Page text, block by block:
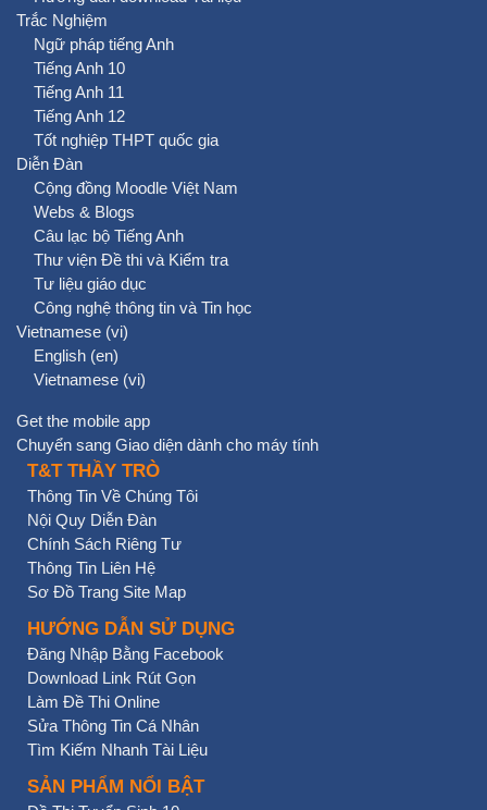
Trắc Nghiệm
Ngữ pháp tiếng Anh
Tiếng Anh 10
Tiếng Anh 11
Tiếng Anh 12
Tốt nghiệp THPT quốc gia
Diễn Đàn
Cộng đồng Moodle Việt Nam
Webs & Blogs
Câu lạc bộ Tiếng Anh
Thư viện Đề thi và Kiểm tra
Tư liệu giáo dục
Công nghệ thông tin và Tin học
Vietnamese ‎(vi)‎
English ‎(en)‎
Vietnamese ‎(vi)‎
Get the mobile app
Chuyển sang Giao diện dành cho máy tính
T&T THẦY TRÒ
Thông Tin Về Chúng Tôi
Nội Quy Diễn Đàn
Chính Sách Riêng Tư
Thông Tin Liên Hệ
Sơ Đồ Trang Site Map
HƯỚNG DẪN SỬ DỤNG
Đăng Nhập Bằng Facebook
Download Link Rút Gọn
Làm Đề Thi Online
Sửa Thông Tin Cá Nhân
Tìm Kiếm Nhanh Tài Liệu
SẢN PHẨM NỔI BẬT